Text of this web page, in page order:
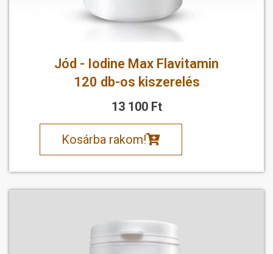
Jód - Iodine Max Flavitamin
120 db-os kiszerelés
13 100 Ft
Kosárba rakom!